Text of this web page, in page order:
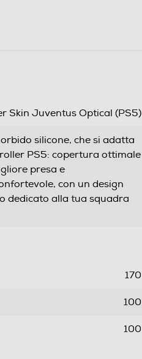
Skin Juventus Optical (PS5)
silicone, che si adatta
PS5: copertura ottimale
presa e
con un design
dedicato alla tua squadra
170
100
100